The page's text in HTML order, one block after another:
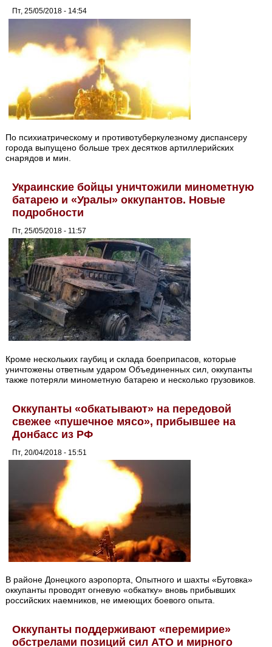
Пт, 25/05/2018 - 14:54
По психиатрическому и противотуберкулезному диспансеру
города выпущено больше трех десятков артиллерийских
снарядов и мин.
Украинские бойцы уничтожили минометную
батарею и «Уралы» оккупантов. Новые
подробности
Пт, 25/05/2018 - 11:57
Кроме нескольких гаубиц и склада боеприпасов, которые
уничтожены ответным ударом Объединенных сил, оккупанты
также потеряли минометную батарею и несколько грузовиков.
Оккупанты «обкатывают» на передовой
свежее «пушечное мясо», прибывшее на
Донбасс из РФ
Пт, 20/04/2018 - 15:51
В районе Донецкого аэропорта, Опытного и шахты «Бутовка»
оккупанты проводят огневую «обкатку» вновь прибывших
российских наемников, не имеющих боевого опыта.
Оккупанты поддерживают «перемирие»
обстрелами позиций сил АТО и мирного